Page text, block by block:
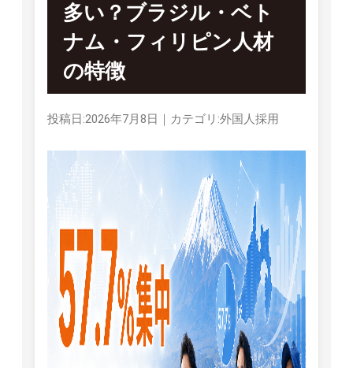
多い？ブラジル・ベト
ナム・フィリピン人材
の特徴
投稿日:2026年7月8日 ｜ カテゴリ:外国人採用